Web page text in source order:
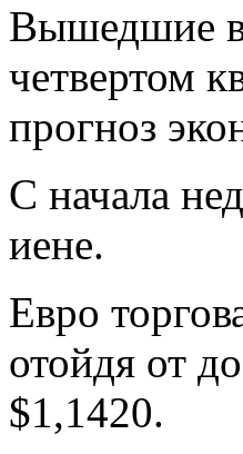
Вышедшие
четвертом
прогноз
С начала
иене.
Евро
отойдя от
$1,1420.